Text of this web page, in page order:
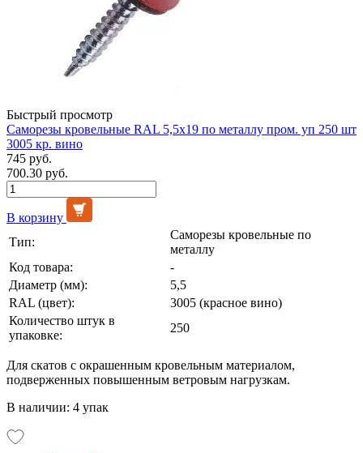
Быстрый просмотр
Саморезы кровельные RAL 5,5х19 по металлу пром. уп 250 шт
3005 кр. вино
745 руб.
700.30 руб.
В корзину
Тип:
Саморезы кровельные по
металлу
Код товара:
-
Диаметр (мм):
5,5
RAL (цвет):
3005 (красное вино)
Количество штук в
упаковке:
250
Для скатов с окрашенным кровельным материалом,
подверженных повышенным ветровым нагрузкам.
В наличии: 4 упак